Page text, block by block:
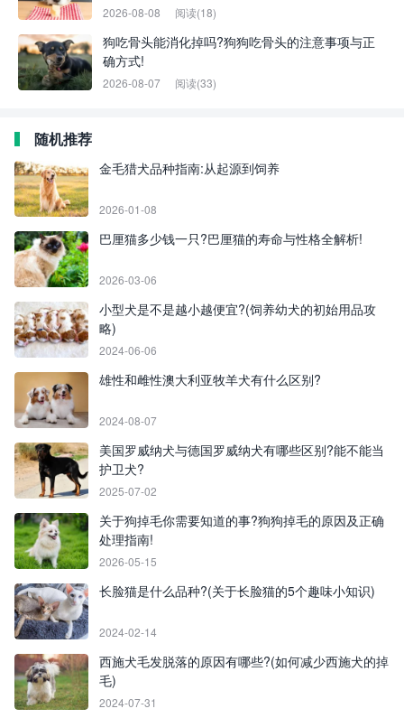
2026-08-08 阅读(18)
狗吃骨头能消化掉吗?狗狗吃骨头的注意事项与正
确方式!
2026-08-07 阅读(33)
随机推荐
金毛猎犬品种指南:从起源到饲养
2026-01-08
巴厘猫多少钱一只?巴厘猫的寿命与性格全解析!
2026-03-06
小型犬是不是越小越便宜?(饲养幼犬的初始用品攻
略)
2024-06-06
雄性和雌性澳大利亚牧羊犬有什么区别?
2024-08-07
美国罗威纳犬与德国罗威纳犬有哪些区别?能不能当
护卫犬?
2025-07-02
关于狗掉毛你需要知道的事?狗狗掉毛的原因及正确
处理指南!
2026-05-15
长脸猫是什么品种?(关于长脸猫的5个趣味小知识)
2024-02-14
西施犬毛发脱落的原因有哪些?(如何减少西施犬的掉
毛)
2024-07-31